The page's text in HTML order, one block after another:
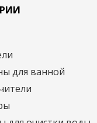
для ванной